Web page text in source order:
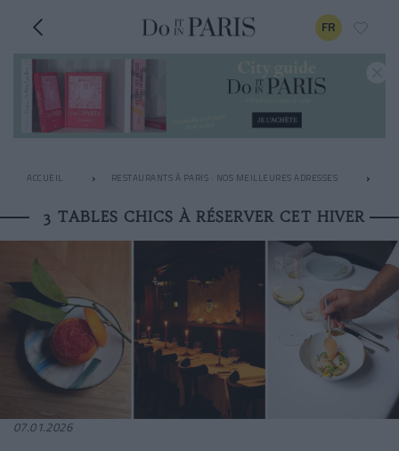
FR
ACCUEIL RESTAURANTS À PARIS : NOS MEILLEURES ADRESSES
3 TABLES CHICS À RÉSERVER CET HIVER
07.01.2026